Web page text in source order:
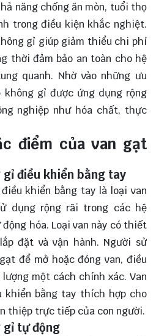
năng chống ăn mòn, tuổi thọ
trong điều kiện khắc nghiệt.
gỉ giúp giảm thiểu chi phí
thời đảm bảo an toàn cho hệ
quanh. Nhờ vào những ưu
không gỉ được ứng dụng rộng
nghiệp như hóa chất, thực
điểm của van gạt
điều khiển bằng tay
khiển bằng tay là loại van
dụng rộng rãi trong các hệ
hóa. Loại van này có thiết
đặt và vận hành. Người sử
để mở hoặc đóng van, điều
một cách chính xác. Van
bằng tay thích hợp cho
thiệp trực tiếp của con người.
gỉ tự động